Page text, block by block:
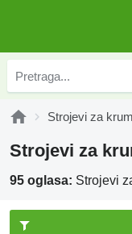
Strojevi za
Strojevi za
95 oglasa: Strojevi